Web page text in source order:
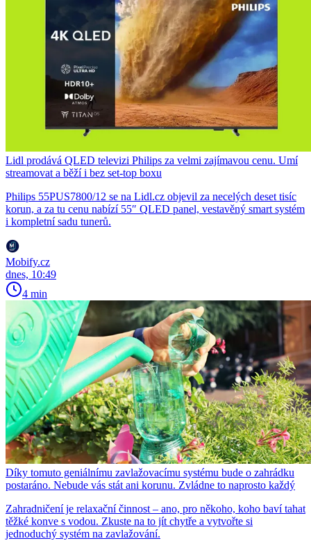
Lidl prodává QLED televizi Philips za velmi zajímavou cenu. Umí
streamovat a běží i bez set-top boxu
Philips 55PUS7800/12 se na Lidl.cz objevil za necelých deset tisíc
korun, a za tu cenu nabízí 55″ QLED panel, vestavěný smart systém
i kompletní sadu tunerů.
Mobify.cz
dnes, 10:49
4 min
Díky tomuto geniálnímu zavlažovacímu systému bude o zahrádku
postaráno. Nebude vás stát ani korunu. Zvládne to naprosto každý
Zahradničení je relaxační činnost – ano, pro někoho, koho baví tahat
těžké konve s vodou. Zkuste na to jít chytře a vytvořte si
jednoduchý systém na zavlažování.